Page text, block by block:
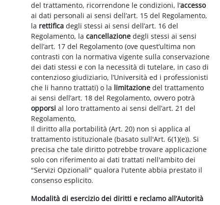
del trattamento, ricorrendone le condizioni, l’accesso
ai dati personali ai sensi dell’art. 15 del Regolamento,
la rettificadegli stessi ai sensi dell’art. 16 del
Regolamento, lacancellazione degli stessi ai sensi
dell’art. 17 del Regolamento (ove quest’ultima non
contrasti con la normativa vigente sulla conservazione
dei dati stessi e con la necessità di tutelare, in caso di
contenzioso giudiziario, l’Università ed i professionisti
che li hanno trattati) o la limitazione del trattamento
ai sensi dell’art. 18 del Regolamento, ovvero potrà
opporsi al loro trattamento ai sensi dell’art. 21 del
Regolamento,
Il diritto alla portabilità (Art. 20) non si applica al
trattamento istituzionale (basato sull'Art. 6(1)(e)). Si
precisa che tale diritto potrebbe trovare applicazione
solo con riferimento ai dati trattati nell'ambito dei
"Servizi Opzionali" qualora l'utente abbia prestato il
consenso esplicito.
Modalità di esercizio dei diritti e reclamo all’Autorità